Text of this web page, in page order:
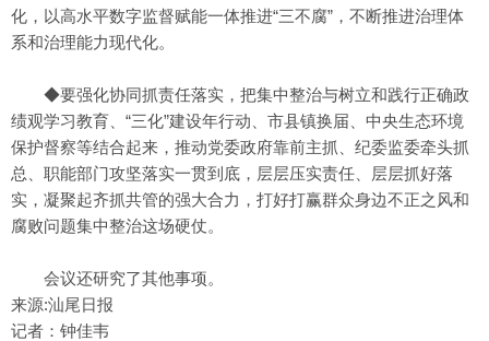
化，以高水平数字监督赋能一体推进“三不腐”，不断推进治理体
系和治理能力现代化。
◆要强化协同抓责任落实，把集中整治与树立和践行正确政
绩观学习教育、“三化”建设年行动、市县镇换届、中央生态环境
保护督察等结合起来，推动党委政府靠前主抓、纪委监委牵头抓
总、职能部门攻坚落实一贯到底，层层压实责任、层层抓好落
实，凝聚起齐抓共管的强大合力，打好打赢群众身边不正之风和
腐败问题集中整治这场硬仗。
会议还研究了其他事项。
来源:汕尾日报
记者：钟佳韦